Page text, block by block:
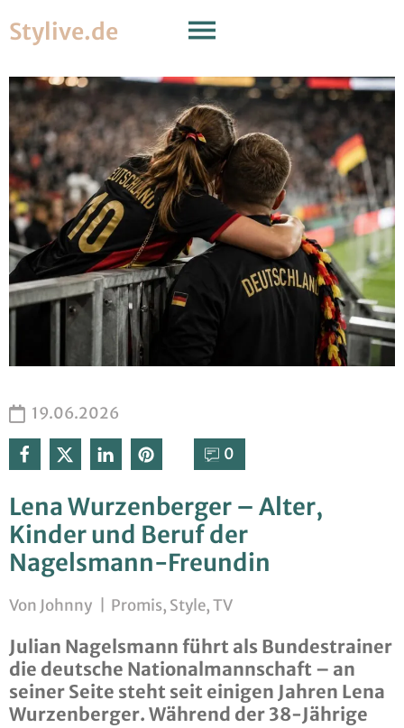
Stylive.de
19.06.2026
0⁣
Lena Wurzenberger – Alter,
Kinder und Beruf der
Nagelsmann-Freundin
Von Johnny Promis, Style,TV
Julian Nagelsmann führt als Bundestrainer
die deutsche Nationalmannschaft – an
seiner Seite steht seit einigen Jahren Lena
Wurzenberger. Während der 38-Jährige